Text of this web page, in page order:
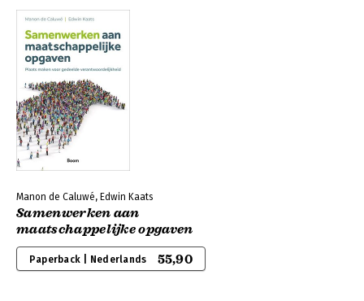
Manon de Caluwé, Edwin Kaats
Samenwerken aan
maatschappelijke opgaven
Paperback | Nederlands 55,90